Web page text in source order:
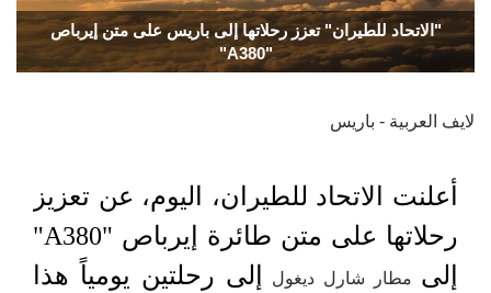
"الاتحاد للطيران" تعزز رحلاتها إلى باريس على متن إيرباص
"A380"
لايف العربية - باريس
أعلنت الاتحاد للطيران، اليوم، عن تعزيز
رحلاتها على متن طائرة إيرباص "A380"
إلى مطار شارل ديغول
إلى رحلتين يومياً هذا